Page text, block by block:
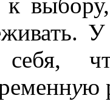
к
себя,
ую